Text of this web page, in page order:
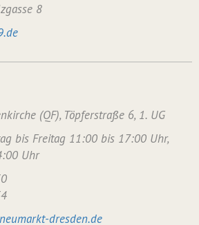
8
(QF), Töpferstraße 6, 1. UG
bis Freitag 11:00 bis 17:00 Uhr,
Uhr
dresden.de